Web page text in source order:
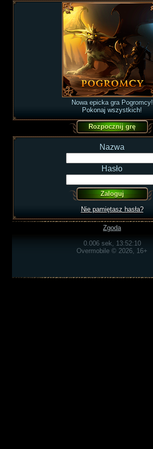
Nowa epicka gra Pogromcy!
Pokonaj wszystkich!
Nazwa
Hasło
Nie pamiętasz hasła?
Zgoda
0.006 sek, 13:52:10
Overmobile © 2026, 16+